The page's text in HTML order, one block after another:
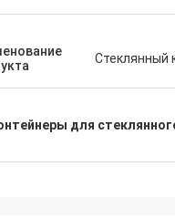
Стеклянный
для